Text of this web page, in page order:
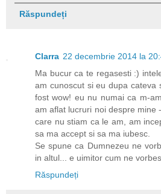
Răspundeți
Clarra 22 decembrie 2014 la
Ma bucur ca te regasesti :)
am cunoscut si eu dupa cateva
fost wow! eu nu numai ca m-
am aflat lucruri noi despre mine
care nu stiam ca le am, am
sa ma accept si sa ma iubesc.
Se spune ca Dumnezeu ne
in altul... e uimitor cum ne
Răspundeți